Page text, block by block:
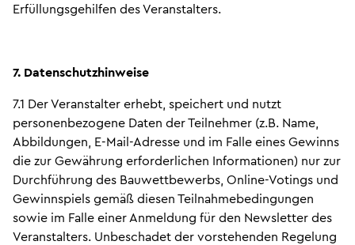
Erfüllungsgehilfen des Veranstalters.
7. Datenschutzhinweise
7.1 Der Veranstalter erhebt, speichert und nutzt
personenbezogene Daten der Teilnehmer (z.B. Name,
Abbildungen, E-Mail-Adresse und im Falle eines Gewinns
die zur Gewährung erforderlichen Informationen) nur zur
Durchführung des Bauwettbewerbs, Online-Votings und
Gewinnspiels gemäß diesen Teilnahmebedingungen
sowie im Falle einer Anmeldung für den Newsletter des
Veranstalters. Unbeschadet der vorstehenden Regelung